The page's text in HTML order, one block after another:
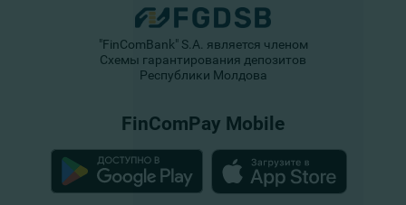
"FinComBank" S.A. является членом
Схемы гарантирования депозитов
Республики Молдова
FinComPay Mobile